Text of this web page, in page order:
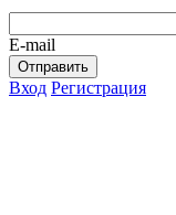
E-mail
Отправить
Вход Регистрация